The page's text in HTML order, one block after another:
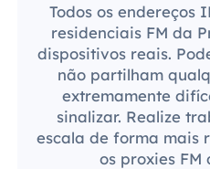
Todos os endereços
residenciais FM da
dispositivos reais.
não partilham
extremamente
sinalizar. Realize
escala de forma mais
os proxies FM